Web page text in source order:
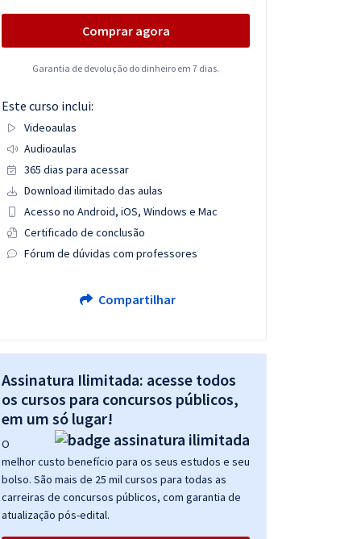
Comprar agora
Garantia de devolução do dinheiro em 7 dias.
Este curso inclui:
Videoaulas
Audioaulas
365 dias para acessar
Download ilimitado das aulas
Acesso no Android, iOS, Windows e Mac
Certificado de conclusão
Fórum de dúvidas com professores
Compartilhar
Assinatura Ilimitada: acesse todos
os cursos para concursos públicos,
em um só lugar!
O
melhor custo benefício para os seus estudos e seu
bolso. São mais de 25 mil cursos para todas as
carreiras de concursos públicos, com garantia de
atualização pós-edital.